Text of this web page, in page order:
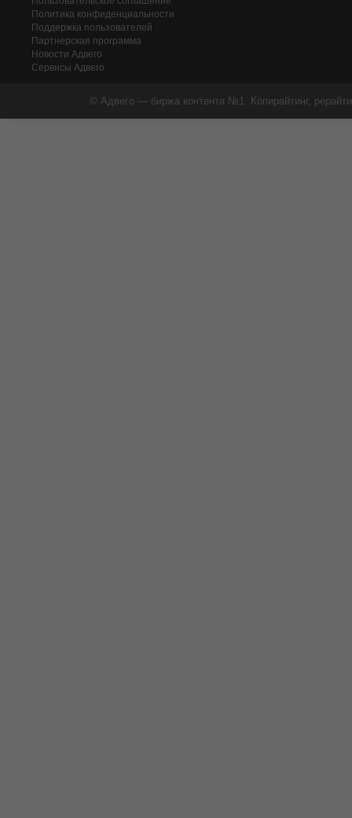
Политика конфиденциальности
Поддержка пользователей
Партнерская программа
Новости Адвего
Сервисы Адвего
© Адвего — биржа контента №1. Копирайтинг,